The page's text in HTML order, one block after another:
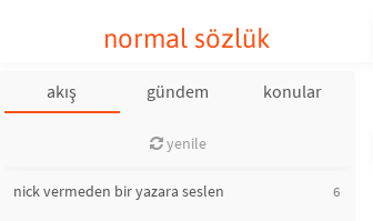
normal sözlük
akış gündem konular
yenile
nick vermeden bir yazara seslen 6